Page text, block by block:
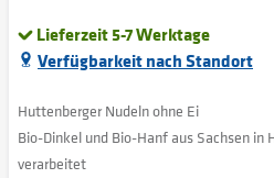
Lieferzeit 5-7 Werktage
Verfügbarkeit nach Standort
Huttenberger Nudeln ohne Ei
Bio-Dinkel und Bio-Hanf aus Sachsen
verarbeitet